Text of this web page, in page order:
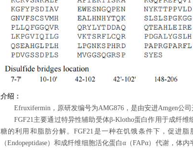
介绍：
Efruxifermin，原研发编号为AMG876，是由安进Amgen公
FGF21主要通过特异性辅助受体β-Klotho蛋白作用于成纤
糖的利用和脂肪分解。FGF21是一种在饥饿条件下，促进
（Endopeptidase）和成纤维细胞活化蛋白α（FAPα）代谢，体